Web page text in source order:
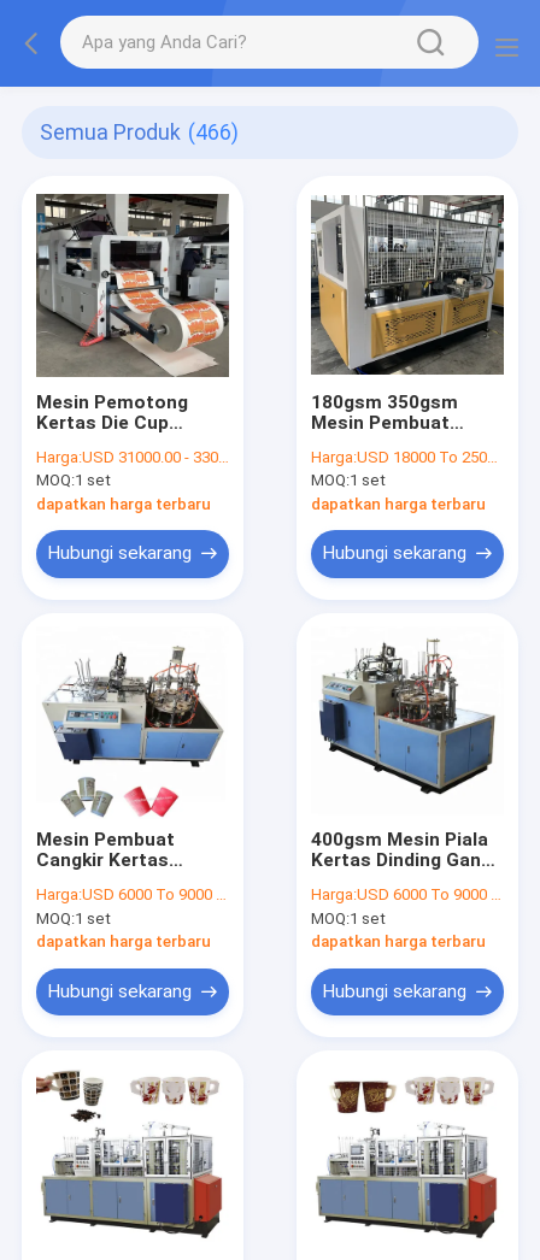
Semua Produk (466)
Mesin Pemotong
Kertas Die Cup
500 Gram Mesin
Lipatan Karton
Harga:USD 31000.00 - 33000.00 per set
MOQ:1 set
dapatkan harga terbaru
Hubungi sekarang
180gsm 350gsm
Mesin Pembuat
Pcs / Min Mesin
Lengan Cangkir
Kertas
Harga:USD 18000 To 25000 Per Set
MOQ:1 set
dapatkan harga terbaru
Hubungi sekarang
Mesin Pembuat
Cangkir Kertas
Mesin Cangkir Kertas
Riak Kopi
Harga:USD 6000 To 9000 Per Set
MOQ:1 set
dapatkan harga terbaru
Hubungi sekarang
400gsm Mesin Piala
Kertas Dinding Ganda
50OZ Mesin Piala
Kertas Ultrasonik
Harga:USD 6000 To 9000 Per Set
MOQ:1 set
dapatkan harga terbaru
Hubungi sekarang